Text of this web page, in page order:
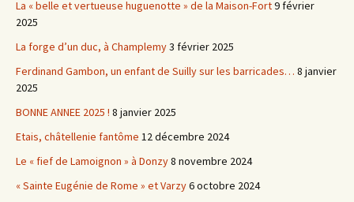
La « belle et vertueuse huguenotte » de la Maison-Fort9 février
2025
La forge d’un duc, à Champlemy3 février 2025
Ferdinand Gambon, un enfant de Suilly sur les barricades… 8 janvier
2025
BONNE ANNEE 2025 ! 8 janvier 2025
Etais, châtellenie fantôme 12 décembre 2024
Le « fief de Lamoignon » à Donzy8 novembre 2024
« Sainte Eugénie de Rome » et Varzy6 octobre 2024